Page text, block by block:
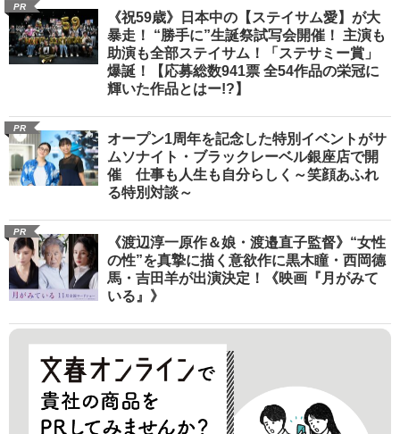
PR
《祝59歳》日本中の【ステイサム愛】が大
暴走！ “勝手に”生誕祭試写会開催！ 主演も
助演も全部ステイサム！「ステサミー賞」
爆誕！【応募総数941票 全54作品の栄冠に
輝いた作品とはー!?】
PR
オープン1周年を記念した特別イベントがサ
ムソナイト・ブラックレーベル銀座店で開
催 仕事も人生も自分らしく～笑顔あふれ
る特別対談～
PR
《渡辺淳一原作＆娘・渡邉直子監督》“女性
の性”を真摯に描く意欲作に黒木瞳・西岡德
馬・吉田羊が出演決定！《映画『月がみて
いる』》